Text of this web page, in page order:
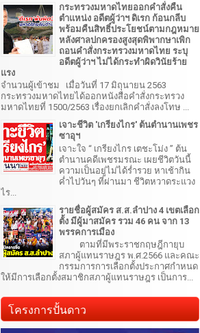
กระทรวงมหาดไทยออกคำสั่งคืน
ตำแหน่ง อดีตผู้ว่าฯ ดิเรก ก้อนกลีบ
พร้อมคืนสิทธิ์ประโยชน์ตามกฎหมาย
หลังศาลปกครองสูงสุดพิพากษาเพิก
ถอนคำสั่งกระทรวงมหาดไทย ระบุ
อดีตผู้ว่าฯ ไม่ได้กระทำผิดวินัยร้าย
แรง
จำนวนผู้เข้าชม เมื่อวันที่ 17 มิถุนายน 2563
กระทรวงมหาดไทยได้ออกหนังสือคำสั่งกระทรวง
มหาดไทยที่ 1500/2563 เรื่องยกเลิกคำสั่งลงโทษ ...
เจาะชีวิต 'เกรียงไกร' ต้นตำนานเพชร
ซาอุฯ
เจาะใจ “ เกรียงไกร เตชะโม่ง ” ต้น
ตำนานคดีเพชรมรณะ เผยชีวิตวันนี้
ความเป็นอยู่ไม่ได้ร่ำรวย หาเช้ากิน
ค่ำไปวันๆ ที่ผ่านมา ชีวิตหวาดระแวง
ไร...
รายชื่อผู้สมัคร ส.ส.ลำปาง 4 เขตเลือก
ตั้ง มีผู้มาสมัคร รวม 46 คน จาก 13
พรรคการเมือง
ตามที่มีพระราชกฤษฎีกายุบ
สภาผู้แทนราษฎร พ.ศ.2566 และคณะ
กรรมการการเลือกตั้งประกาศกำหนด
ให้มีการเลือกตั้งสมาชิกสภาผู้แทนราษฎร เป็นการ...
โครงการปั้นดาว